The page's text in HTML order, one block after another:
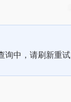
询中，请刷新重试